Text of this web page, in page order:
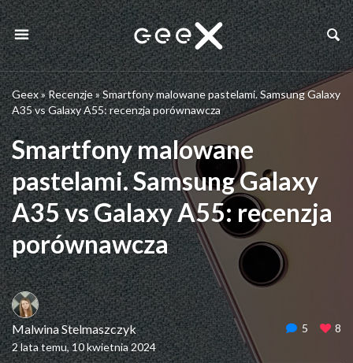
Geex»Recenzje»Smartfony malowane pastelami. Samsung Galaxy
A35 vs Galaxy A55: recenzja porównawcza
Smartfony malowane
pastelami. Samsung Galaxy
A35 vs Galaxy A55: recenzja
porównawcza
Malwina Stelmaszczyk
2 lata temu, 10 kwietnia 2024
5 8